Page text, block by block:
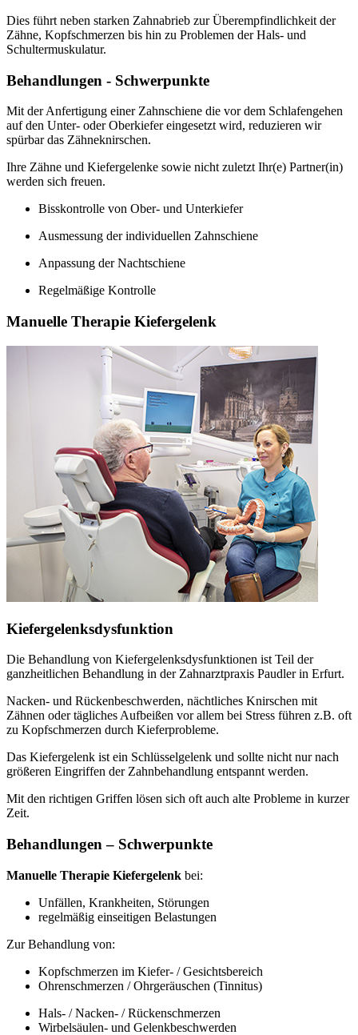
Dies führt neben starken Zahnabrieb zur Überempfindlichkeit der
Zähne, Kopfschmerzen bis hin zu Problemen der Hals- und
Schultermuskulatur.
Behandlungen - Schwerpunkte
Mit der Anfertigung einer Zahnschiene die vor dem Schlafengehen
auf den Unter- oder Oberkiefer eingesetzt wird, reduzieren wir
spürbar das Zähneknirschen.
Ihre Zähne und Kiefergelenke sowie nicht zuletzt Ihr(e) Partner(in)
werden sich freuen.
Bisskontrolle von Ober- und Unterkiefer
Ausmessung der individuellen Zahnschiene
Anpassung der Nachtschiene
Regelmäßige Kontrolle
Manuelle Therapie Kiefergelenk
Kiefergelenksdysfunktion
Die Behandlung von Kiefergelenksdysfunktionen ist Teil der
ganzheitlichen Behandlung in der Zahnarztpraxis Paudler in Erfurt.
Nacken- und Rückenbeschwerden, nächtliches Knirschen mit
Zähnen oder tägliches Aufbeißen vor allem bei Stress führen z.B. oft
zu Kopfschmerzen durch Kieferprobleme.
Das Kiefergelenk ist ein Schlüsselgelenk und sollte nicht nur nach
größeren Eingriffen der Zahnbehandlung entspannt werden.
Mit den richtigen Griffen lösen sich oft auch alte Probleme in kurzer
Zeit.
Behandlungen – Schwerpunkte
Manuelle Therapie Kiefergelenk bei:
Unfällen, Krankheiten, Störungen
regelmäßig einseitigen Belastungen
Zur Behandlung von:
Kopfschmerzen im Kiefer- / Gesichtsbereich
Ohrenschmerzen / Ohrgeräuschen (Tinnitus)
Hals- / Nacken- / Rückenschmerzen
Wirbelsäulen- und Gelenkbeschwerden